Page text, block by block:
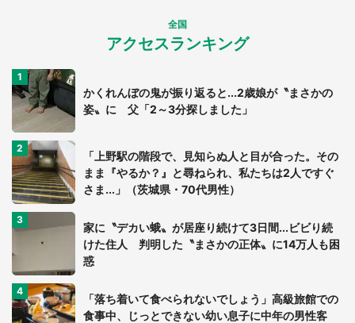
全国
アクセスランキング
かくれんぼの鬼が振り返ると...2歳娘が〝まさかの
姿〟に 父「2～3分探しました」
「上野駅の階段で、見知らぬ人と目が合った。その
まま『やるか？』と尋ねられ、私たちは2人ですぐ
さま...」（茨城県・70代男性）
家に〝デカい蛾〟が居座り続けて3日間...ビビり続
けた住人 判明した〝まさかの正体〟に14万人も困
惑
「落ち着いて食べられないでしょう」高級旅館での
食事中、じっとできない幼い息子に中年の男性客